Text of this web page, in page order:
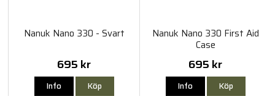
Nanuk Nano 330 - Svart
695 kr
Info Köp
Nanuk Nano 330 First Aid
Case
695 kr
Info Köp